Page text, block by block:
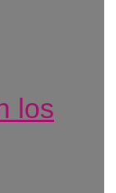
los